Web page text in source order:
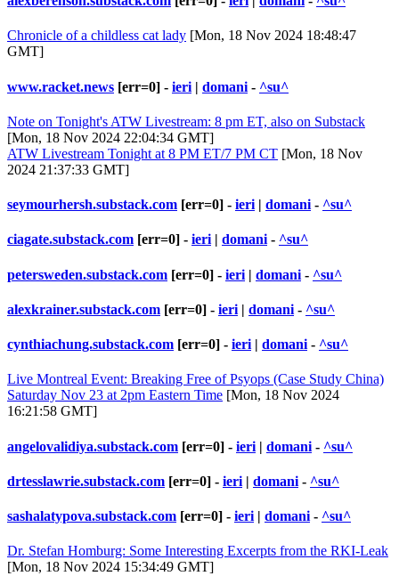
Chronicle of a childless cat lady [Mon, 18 Nov 2024 18:48:47
GMT]
www.racket.news [err=0] - ieri | domani - ^su^
Note on Tonight's ATW Livestream: 8 pm ET, also on Substack
[Mon, 18 Nov 2024 22:04:34 GMT]
ATW Livestream Tonight at 8 PM ET/7 PM CT [Mon, 18 Nov
2024 21:37:33 GMT]
seymourhersh.substack.com [err=0] - ieri | domani - ^su^
ciagate.substack.com [err=0] - ieri | domani - ^su^
petersweden.substack.com [err=0] - ieri | domani - ^su^
alexkrainer.substack.com [err=0] - ieri | domani - ^su^
cynthiachung.substack.com [err=0] - ieri | domani - ^su^
Live Montreal Event: Breaking Free of Psyops (Case Study China)
Saturday Nov 23 at 2pm Eastern Time [Mon, 18 Nov 2024
16:21:58 GMT]
angelovalidiya.substack.com [err=0] - ieri | domani - ^su^
drtesslawrie.substack.com [err=0] - ieri | domani - ^su^
sashalatypova.substack.com [err=0] - ieri | domani - ^su^
Dr. Stefan Homburg: Some Interesting Excerpts from the RKI-Leak
[Mon, 18 Nov 2024 15:34:49 GMT]